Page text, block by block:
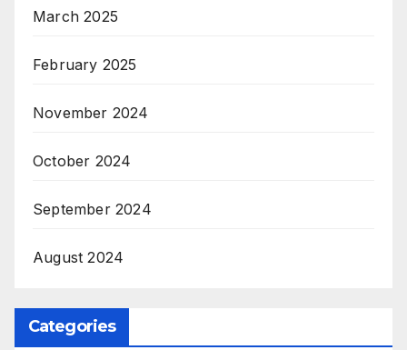
March 2025
February 2025
November 2024
October 2024
September 2024
August 2024
Categories